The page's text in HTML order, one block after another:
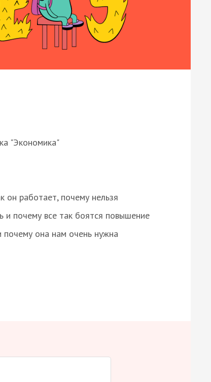
"Экономика"
он работает, почему нельзя
и почему все так боятся повышение
почему она нам очень нужна